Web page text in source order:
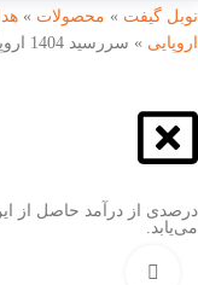
نوبل گیفت » محصولات »
اروپایی » سررسید 1404 اروپایی تبلیغاتی IZ40910
درصدی از درآمد حاصل از
می‌یابد.